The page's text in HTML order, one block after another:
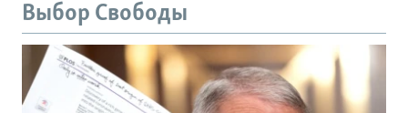
Выбор Свободы